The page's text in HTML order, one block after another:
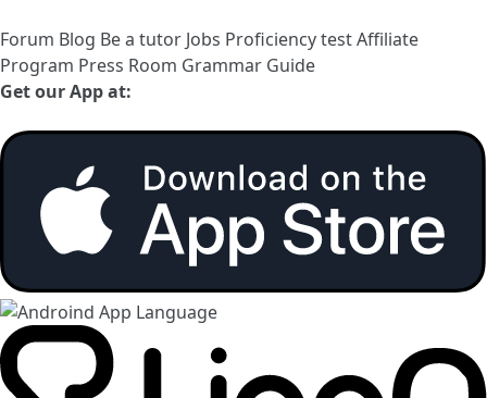
Forum Blog Be a tutor Jobs Proficiency testAffiliate
Program Press Room Grammar Guide
Get our App at: